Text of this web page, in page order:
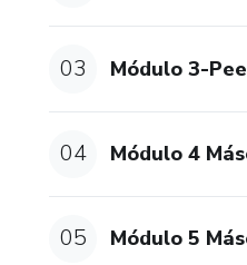
03 Módulo 3-
04 Módulo 4
05 Módulo 5